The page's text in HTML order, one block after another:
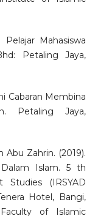
Pelajar Mahasiswa
Petaling Jaya,
Cabaran Membina
Petaling Jaya,
Abu Zahrin. (2019).
Dalam Islam. 5 th
Studies (IRSYAD
Hotel, Bangi,
of Islamic